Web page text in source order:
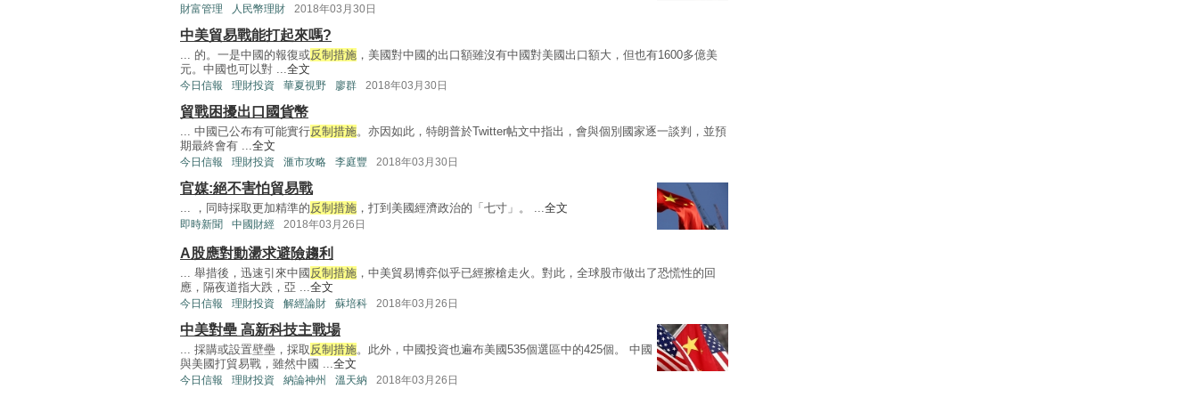
財富管理 人民幣理財 2018年03月30日
中美貿易戰能打起來嗎?
... 的。一是中國的報復或反制措施 ，美國對中國的出口額雖沒有中國對美國出口額大，但也有1600多億美
元。中國也可以對 ...全文
今日信報 理財投資 華夏視野 廖群 2018年03月30日
貿戰困擾出口國貨幣
... 中國已公布有可能實行反制措施。亦因如此，特朗普於Twitter帖文中指出，會與個別國家逐一談判，並預
期最終會有 ...全文
今日信報 理財投資 滙市攻略 李庭豐 2018年03月30日
官媒:絕不害怕貿易戰
... ，同時採取更加精準的反制措施 ，打到美國經濟政治的「七寸」。 ...全文
即時新聞 中國財經 2018年03月26日
A股應對動盪求避險趨利
... 舉措後，迅速引來中國 反制措施 ，中美貿易博弈似乎已經擦槍走火。對此，全球股市做出了恐慌性的回
應，隔夜道指大跌，亞 ... 全文
今日信報 理財投資 解經論財 蘇培科 2018年03月26日
中美對壘 高新科技主戰場
... 採購或設置壁壘，採取 反制措施。此外，中國投資也遍布美國535個選區中的425個。 中國
與美國打貿易戰，雖然中國 ... 全文
今日信報 理財投資 納論神州 溫天納 2018年03月26日